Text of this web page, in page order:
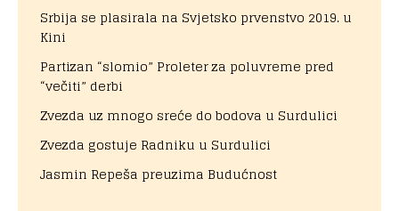
Srbija se plasirala na Svjetsko prvenstvo 2019. u
Kini
Partizan “slomio” Proleter za poluvreme pred
“večiti” derbi
Zvezda uz mnogo sreće do bodova u Surdulici
Zvezda gostuje Radniku u Surdulici
Jasmin Repeša preuzima Budućnost